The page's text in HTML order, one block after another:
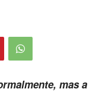
mas a